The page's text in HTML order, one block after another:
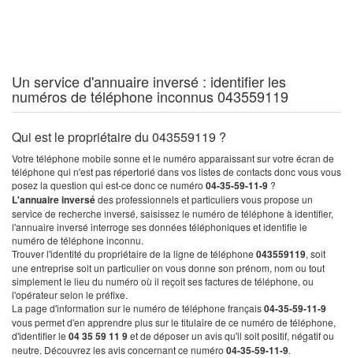
Un service d'annuaire inversé : identifier les
numéros de téléphone inconnus 043559119
Qui est le propriétaire du 043559119 ?
Votre téléphone mobile sonne et le numéro apparaissant sur votre écran de
téléphone qui n'est pas répertorié dans vos listes de contacts donc vous vous
posez la question qui est-ce donc ce numéro 04-35-59-11-9 ?
L'annuaire inversédes professionnels et particuliers vous propose un
service de recherche inversé, saisissez le numéro de téléphone à identifier,
l'annuaire inversé interroge ses données téléphoniques et identifie le
numéro de téléphone inconnu.
Trouver l'identité du propriétaire de la ligne de téléphone 043559119, soit
une entreprise soit un particulier on vous donne son prénom, nom ou tout
simplement le lieu du numéro où il reçoit ses factures de téléphone, ou
l'opérateur selon le préfixe.
La page d'information sur le numéro de téléphone français04-35-59-11-9
vous permet d'en apprendre plus sur le titulaire de ce numéro de téléphone,
d'identifier le 04 35 59 11 9et de déposer un avis qu'il soit positif, négatif ou
neutre. Découvrez les avis concernant ce numéro 04-35-59-11-9.